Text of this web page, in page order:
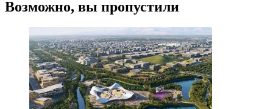
Возможно, вы пропустили